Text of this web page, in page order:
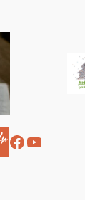
Facebook
YouTube